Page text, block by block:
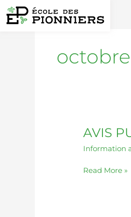
Aller
au
AVIS
Information
AVIS
Read More »